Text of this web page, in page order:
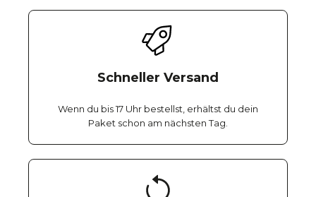
Schneller Versand
Wenn du bis 17 Uhr bestellst, erhältst du dein
Paket schon am nächsten Tag.